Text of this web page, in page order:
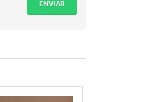
ENVIAR